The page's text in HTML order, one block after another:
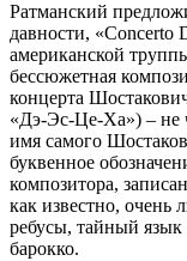
Ратманский
давности, «Concerto
американской
бессюжетная
концерта
«Дэ-Эс-Це-Ха») – не
имя самого
буквенное
композитора,
как известно,
ребусы, тайный
барокко.